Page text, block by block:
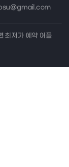
최저가 예약 어플